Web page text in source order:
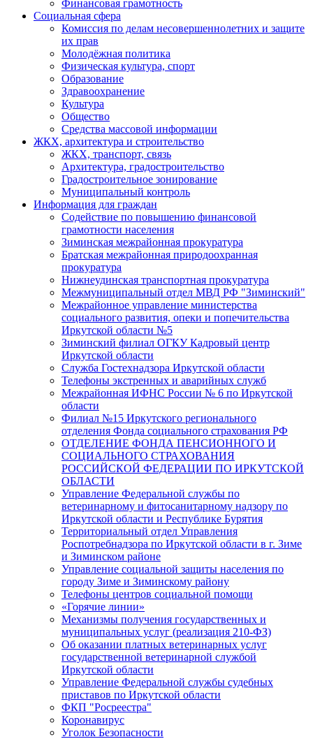
Финансовая грамотность
Социальная сфера
Комиссия по делам несовершеннолетних и защите
их прав
Молодёжная политика
Физическая культура, спорт
Образование
Здравоохранение
Культура
Общество
Средства массовой информации
ЖКХ, архитектура и строительство
ЖКХ, транспорт, связь
Архитектура, градостроительство
Градостроительное зонирование
Муниципальный контроль
Информация для граждан
Содействие по повышению финансовой
грамотности населения
Зиминская межрайонная прокуратура
Братская межрайонная природоохранная
прокуратура
Нижнеудинская транспортная прокуратура
Межмуниципальный отдел МВД РФ "Зиминский"
Межрайонное управление министерства
социального развития, опеки и попечительства
Иркутской области №5
Зиминский филиал ОГКУ Кадровый центр
Иркутской области
Служба Гостехнадзора Иркутской области
Телефоны экстренных и аварийных служб
Межрайонная ИФНС России № 6 по Иркутской
области
Филиал №15 Иркутского регионального
отделения Фонда социального страхования РФ
ОТДЕЛЕНИЕ ФОНДА ПЕНСИОННОГО И
СОЦИАЛЬНОГО СТРАХОВАНИЯ
РОССИЙСКОЙ ФЕДЕРАЦИИ ПО ИРКУТСКОЙ
ОБЛАСТИ
Управление Федеральной службы по
ветеринарному и фитосанитарному надзору по
Иркутской области и Республике Бурятия
Территориальный отдел Управления
Роспотребнадзора по Иркутской области в г. Зиме
и Зиминском районе
Управление социальной защиты населения по
городу Зиме и Зиминскому району
Телефоны центров социальной помощи
«Горячие линии»
Механизмы получения государственных и
муниципальных услуг (реализация 210-ФЗ)
Об оказании платных ветеринарных услуг
государственной ветеринарной службой
Иркутской области
Управление Федеральной службы судебных
приставов по Иркутской области
ФКП "Росреестра"
Коронавирус
Уголок Безопасности